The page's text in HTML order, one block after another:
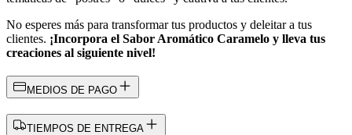
No esperes más para transformar tus productos y deleitar a tus
clientes. ¡Incorpora el Sabor Aromático Caramelo y lleva tus
creaciones al siguiente nivel!
MEDIOS DE PAGO
TIEMPOS DE ENTREGA